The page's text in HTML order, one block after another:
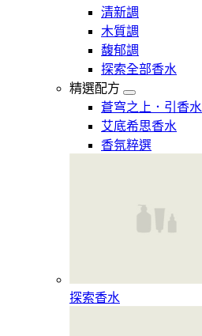
清新調
木質調
馥郁調
探索全部香水
精選配方
蒼穹之上．引香水
艾底希思香水
香氛粹選
探索香水​